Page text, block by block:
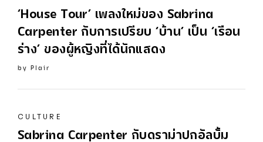
‘House Tour’ เพลงใหม่ของ Sabrina
Carpenter กับการเปรียบ ‘บ้าน’ เป็น ‘เรือน
ร่าง’ ของผู้หญิงที่ได้นักแสดง
by Plair
CULTURE
Sabrina Carpenter กับดราม่าปกอัลบั้ม